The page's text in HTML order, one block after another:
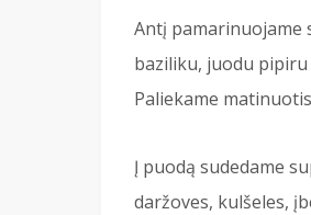
Antį pamarinuojame
baziliku, juodu
Paliekame
Į puodą sudedame
daržoves, kulšeles,